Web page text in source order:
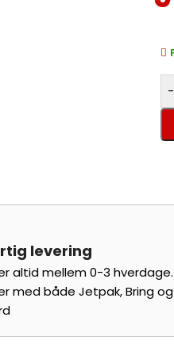
-
levering
altid mellem 0-3 hverdage. Vi
både Jetpak, Bring og